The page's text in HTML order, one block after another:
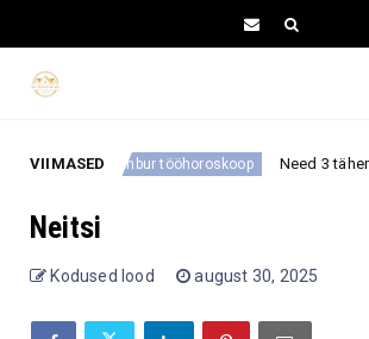
VIIMASEDAmbur tööhoroskoop Need 3
Neitsi
Kodused lood august 30, 2025